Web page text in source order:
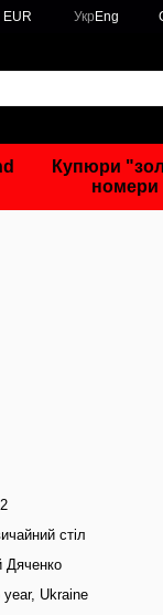
EUR Укр Eng
Купюри
номери
стіл
Дяченко
year, Ukraine